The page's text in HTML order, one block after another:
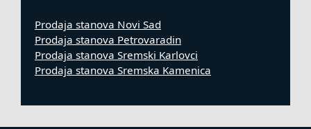
Prodaja stanova Novi Sad
Prodaja stanova Petrovaradin
Prodaja stanova Sremski Karlovci
Prodaja stanova Sremska Kamenica